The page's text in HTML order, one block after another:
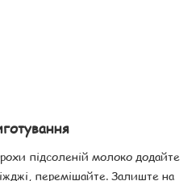
підсоленій молоко додайте
перемішайте. Залиште на